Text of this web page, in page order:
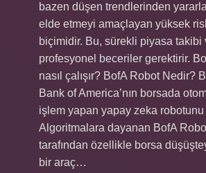
bazen düşen trendlerinden
elde etmeyi amaçlayan yüksek
biçimidir. Bu, sürekli piyasa takibi
profesyonel beceriler gerektirir.
nasıl çalışır? BofA Robot Nedir?
Bank of America’nın borsada
işlem yapan yapay zeka robotunu
Algoritmalara dayanan BofA
tarafından özellikle borsa
bir araç…